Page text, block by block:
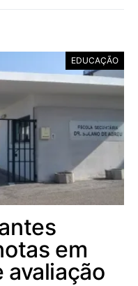
EDUCAÇÃO
em
avaliação